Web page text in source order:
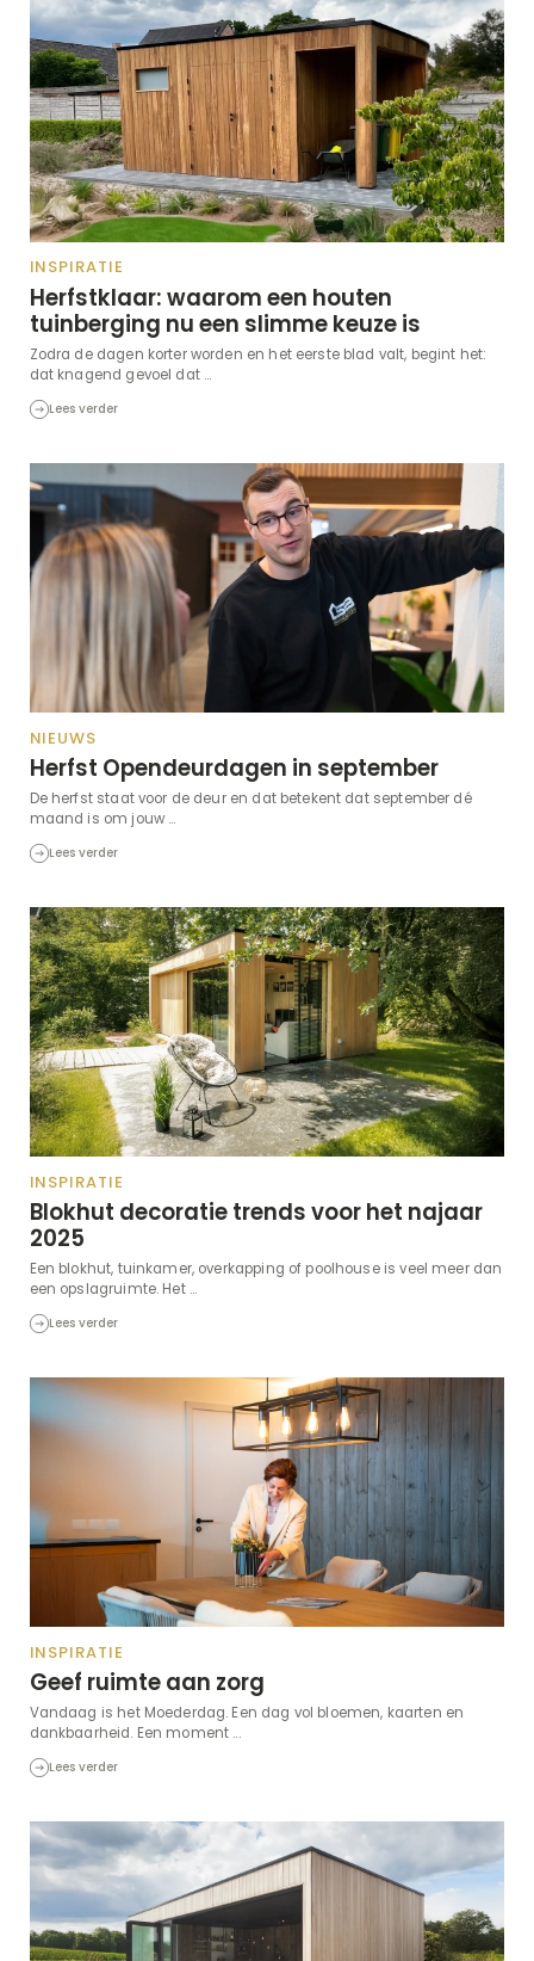
INSPIRATIE
Herfstklaar: waarom een houten
tuinberging nu een slimme keuze is
Zodra de dagen korter worden en het eerste blad valt, begint het:
dat knagend gevoel dat ...
Lees verder
NIEUWS
Herfst Opendeurdagen in september
De herfst staat voor de deur en dat betekent dat september dé
maand is om jouw ...
Lees verder
INSPIRATIE
Blokhut decoratie trends voor het najaar
2025
Een blokhut, tuinkamer, overkapping of poolhouse is veel meer dan
een opslagruimte. Het ...
Lees verder
INSPIRATIE
Geef ruimte aan zorg
Vandaag is het Moederdag. Een dag vol bloemen, kaarten en
dankbaarheid. Een moment ...
Lees verder